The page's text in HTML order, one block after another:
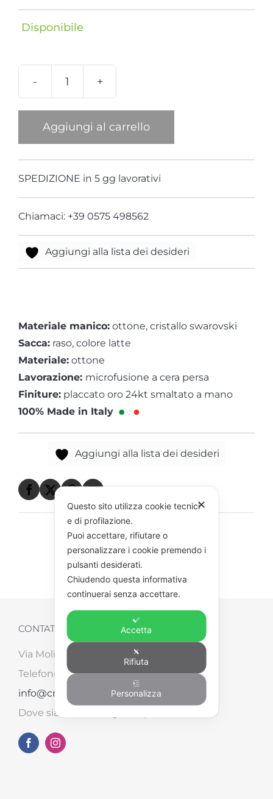
Disponibile
Secchiello
Latte
Manico
Cavalluccio
Aggiungi al carrello
SPEDIZIONE in 5 gg lavorativi
Chiamaci: +39 0575 498562
Aggiungi alla lista dei desideri
Materiale manico: ottone, cristallo swarovski
Sacca: raso, colore latte
Materiale: ottone
Lavorazione: microfusione a cera persa
Finiture: placcato oro 24kt smaltato a mano
100% Made in Italy
Aggiungi alla lista dei desideri
CONTATTI
Via Molinara, 87/B – 52041 Tegoleto (AR)
Telefono: +39 0575 498562 – Email:
info@creart2.com
Dove siamo su
✕
Questo sito utilizza cookie tecnici
e di profilazione.
Puoi accettare, rifiutare o
personalizzare i cookie premendo i
pulsanti desiderati.
Chiudendo questa informativa
continuerai senza accettare.
Accetta
Rifiuta
Personalizza